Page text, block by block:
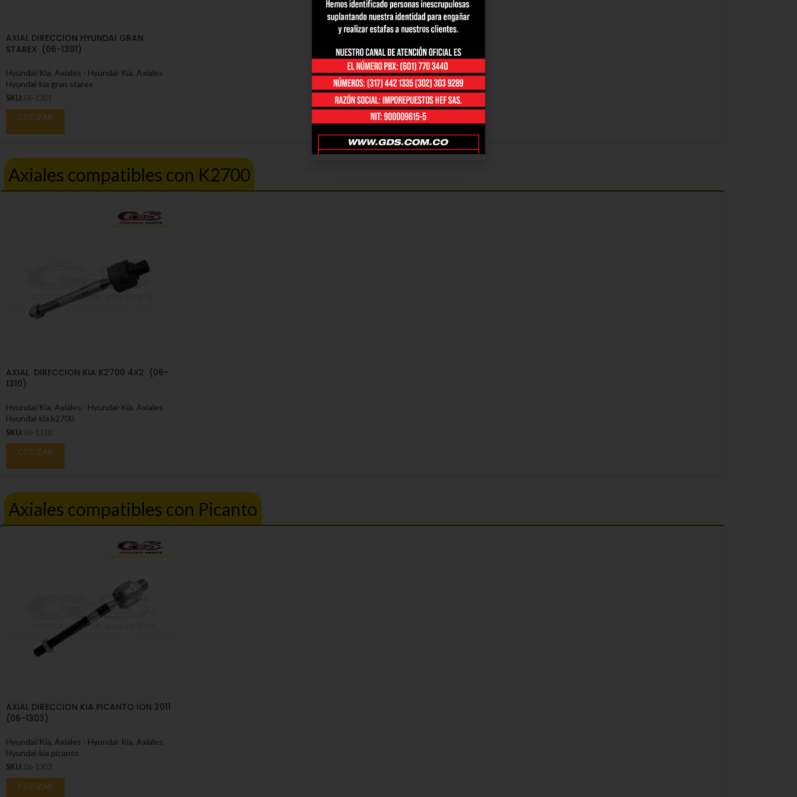
AXIAL DIRECCION HYUNDAI GRAN
STAREX (06-1301)
Hyundai/Kia Axiales - Hyundai-Kia Axiales
Hyundai-kia gran starex
SKU: 06-1301
COTIZAR
Axiales compatibles con K2700
AXIAL DIRECCION KIA K2700 4X2 (06-
1310)
Hyundai/Kia Axiales - Hyundai-Kia Axiales
Hyundai-kia k2700
SKU: 06-1310
COTIZAR
Axiales compatibles con Picanto
AXIAL DIRECCION KIA PICANTO ION 2011
(06-1303)
Hyundai/Kia Axiales - Hyundai-Kia Axiales
Hyundai-kia picanto
SKU: 06-1303
COTIZAR